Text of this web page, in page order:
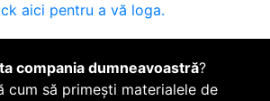
aici pentru a vă loga.
compania dumneavoastră?
cum să primești materialele de